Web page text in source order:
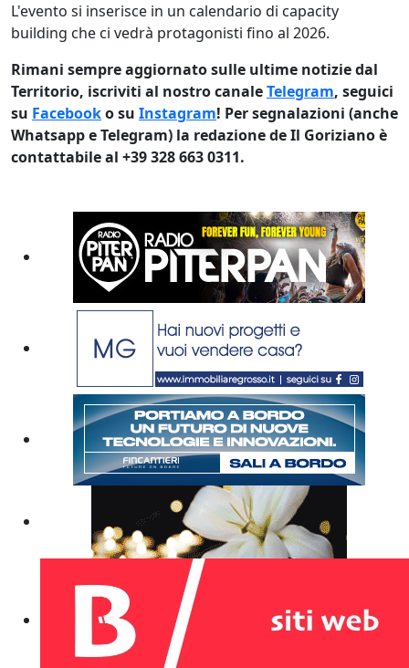
L'evento si inserisce in un calendario di capacity
building che ci vedrà protagonisti fino al 2026.
Rimani sempre aggiornato sulle ultime notizie dal
Territorio, iscriviti al nostro canaleTelegram, seguici
su Facebooko su Instagram! Per segnalazioni (anche
Whatsapp e Telegram) la redazione de Il Goriziano è
contattabile al +39 328 663 0311.